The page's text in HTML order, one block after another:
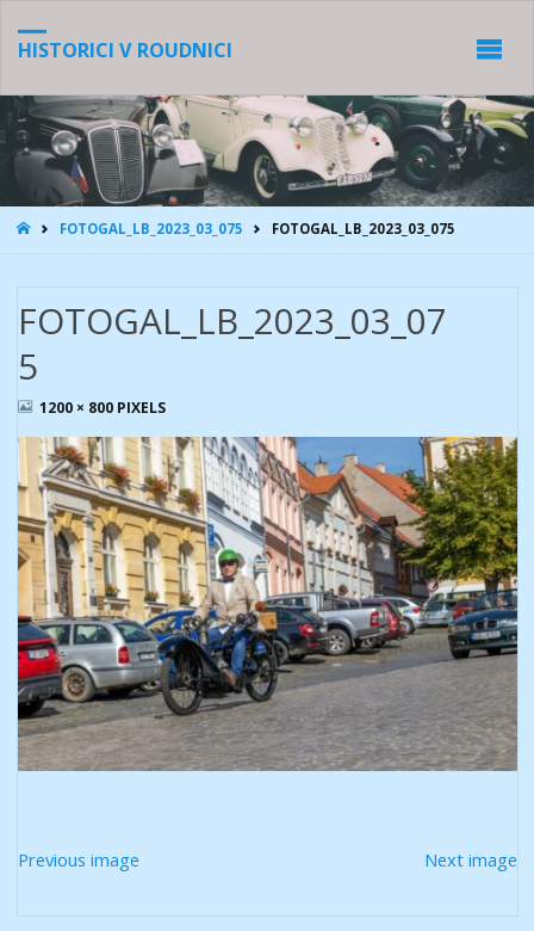
HISTORICI V ROUDNICI
HOMEFOTOGAL_LB_2023_03_075 FOTOGAL_LB_2023_03_075
FOTOGAL_LB_2023_03_07
5
FULL1200 × 800 PIXELS
Previous image Next image